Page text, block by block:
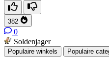
382
0
Soldenjager
Populaire winkels Populaire